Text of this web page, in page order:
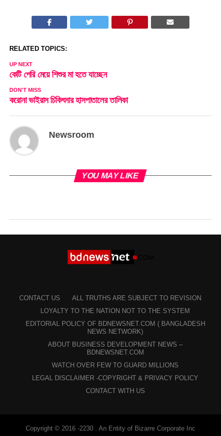
RELATED TOPICS:
UP NEXT
কেটি পেরি মেয়ে শিশুর মা হতে যাচ্ছেন
DON'T MISS
করোনা ভাইরাস চিকিৎসার হাসপাতালের তালিকা
Newsroom
YOU MAY LIKE
CONTACT US
ALL TRUTHS ARE SUBJECT TO REVISION
LOYALTY TO THE NATION NOT TO THE SYSTEM
EDITORIAL POLICY OF BDNEWSNET.COM ( BANGLADESH
NEWS NETWORK)
ABOUT BUSINESS DEVELOPMENT NEWS –
BDNEWSNET.COM
WATCH OVER FEW TO GUARD MILLIONS
LEGAL DISCLAIMER -COPYRIGHT & PRIVACY POLICY
CONTACT WITH US
Copyright © 2016 -2230 . An Entity of Bizarre Corporate Inc